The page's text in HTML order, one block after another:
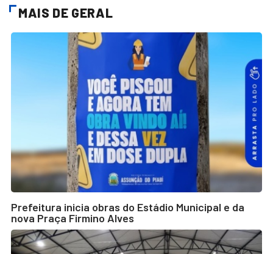
MAIS DE GERAL
Prefeitura inicia obras do Estádio Municipal e da
nova Praça Firmino Alves